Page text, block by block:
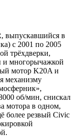
выпускавшийся в
с 2001 по 2005
трёхдверки,
и многорычажкой
мотор K20A и
механизму
об/мин, снискал
мотора в одном,
более резвый Civic